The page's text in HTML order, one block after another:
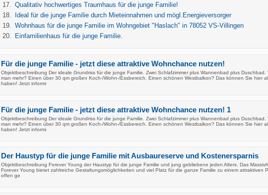
Qualitativ hochwertiges Traumhaus für die junge Familie!
Ideal für die junge Familie durch Mieteinnahmen und mögl.Energieversorger
Wohnhaus für die junge Familie im Wohngebiet "Haslach" in 78052 VS-Villingen
Einfamilienhaus für die junge Familie.
Für die junge Familie - jetzt diese attraktive Wohnchance nutzen!
Objektbeschreibung Der ideale Grundriss für die junge Familie. Zwei Schlafzimmer plus Wannenbad plus Duschbad.
man mehr? Einen über 30 qm großen Koch-/Wohn-/Essbereich. Einen schönen Westbalkon? Das können Sie hier
haben! Jetzt informi
Für die junge Familie - jetzt diese attraktive Wohnchance nutzen! 1
Objektbeschreibung Der ideale Grundriss für die junge Familie. Zwei Schlafzimmer plus Wannenbad plus Duschbad.
man mehr? Einen über 30 qm großen Koch-/Wohn-/Essbereich. Einen schönen Westbalkon? Das können Sie hier
haben! Jetzt informi
Der Haustyp für die junge Familie mit Ausbaureserve und Kostenersparnis
Objektbeschreibung Forever Young der Haustyp für die junge Familie und jung gebliebene jeden Alters. Das
Forever Young bietet zahlreiche Gestaltungsmöglichkeiten und viel Platz für die ganze Familie zu einem attraktiven
offen ge